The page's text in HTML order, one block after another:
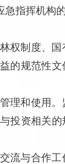
指挥机构
权制度、
的规范性
理和使用
投资相关
流与合作